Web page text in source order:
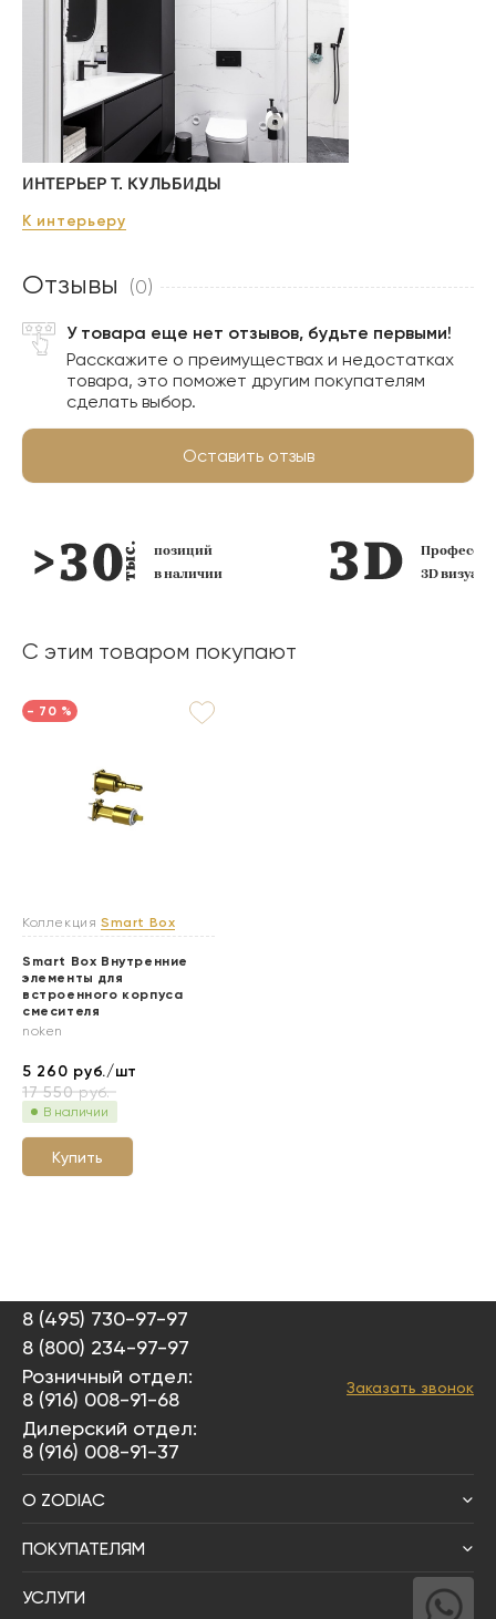
ИНТЕРЬЕР Т. КУЛЬБИДЫ
К интерьеру
Отзывы (0)
У товара еще нет отзывов, будьте первыми!
Расскажите о преимуществах и недостатках
товара, это поможет другим покупателям
сделать выбор.
Оставить отзыв
позиций
в наличии
3D
С этим товаром покупают
- 70 %
Коллекция Smart Box
Smart Box Внутренние
элементы для
встроенного корпуса
смесителя
noken
5 260 руб./шт
17 550руб.
В наличии
Купить
8 (495) 730-97-97
8 (800) 234-97-97
Розничный отдел:
8 (916) 008-91-68
Дилерский отдел:
8 (916) 008-91-37
Заказать звонок
О ZODIAC
ПОКУПАТЕЛЯМ
УСЛУГИ